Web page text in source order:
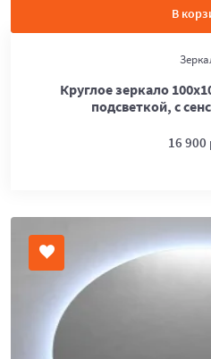
В
Круглое зеркало
подсветкой, с
16 900